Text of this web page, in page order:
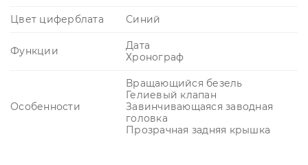
Цвет циферблата Синий
Функции
Дата
Хронограф
Особенности
Вращающийся безель
Гелиевый клапан
Завинчивающаяся заводная
головка
Прозрачная задняя крышка